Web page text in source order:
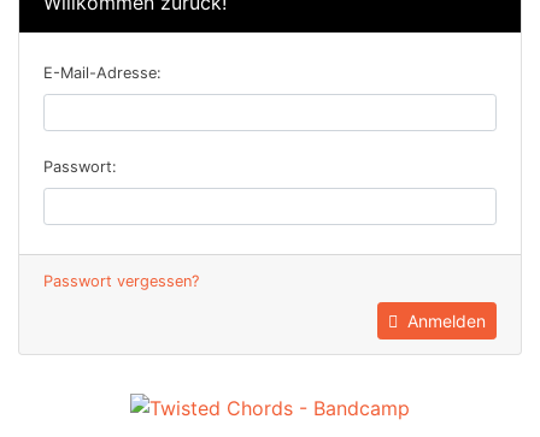
E-Mail-Adresse:
Passwort:
Passwort vergessen?
Anmelden